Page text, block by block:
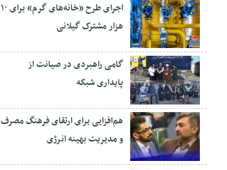
اجرای طرح «خانه‌های گرم» برای ۱۰
هزار مشترک گیلانی
گامی راهبردی در صیانت از
پایداری شبکه
هم‌افزایی برای ارتقای فرهنگ مصرف
و مدیریت بهینه انرژی